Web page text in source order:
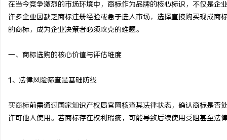
在当今竞争激烈的市场环境中，商标作为品牌的核心标识，不仅是
许多企业因缺乏商标注册经验或急于进入市场，选择直接购买现成
的商标，成为企业决策者必须攻克的难题。
一、商标选购的核心价值与评估维度
1、法律风险筛查是基础防线
买商标前需通过国家知识产权局官网核查其法律状态，确认商标是否
许可他人使用。若商标存在权利瑕疵，可能导致后续使用受阻甚至法